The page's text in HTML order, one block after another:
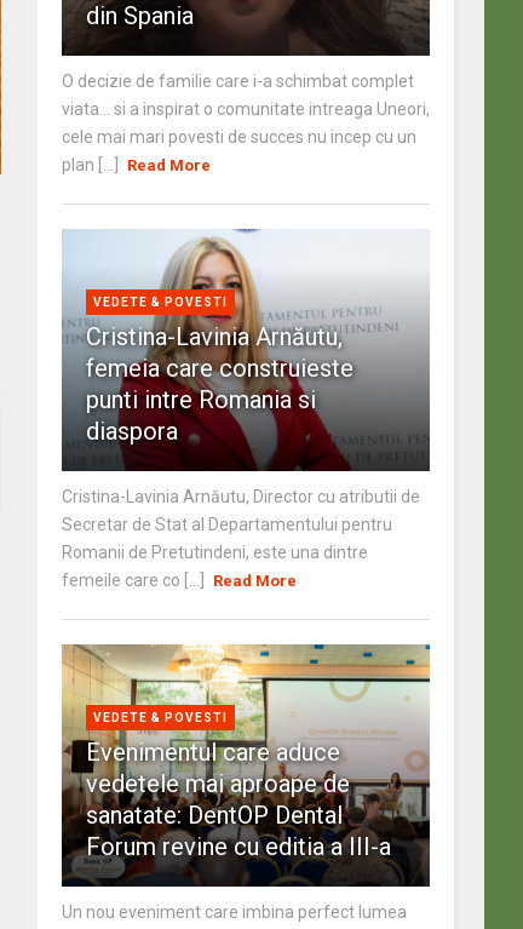
din Spania
O decizie de familie care i-a schimbat complet
viata… si a inspirat o comunitate intreaga Uneori,
cele mai mari povesti de succes nu incep cu un
plan [...]
Read More
VEDETE & POVESTI
Cristina-Lavinia Arnăutu,
femeia care construieste
punti intre Romania si
diaspora
Cristina-Lavinia Arnăutu, Director cu atributii de
Secretar de Stat al Departamentului pentru
Romanii de Pretutindeni, este una dintre
femeile care co [...]
Read More
VEDETE & POVESTI
Evenimentul care aduce
vedetele mai aproape de
sanatate: DentOP Dental
Forum revine cu editia a III-a
Un nou eveniment care imbina perfect lumea